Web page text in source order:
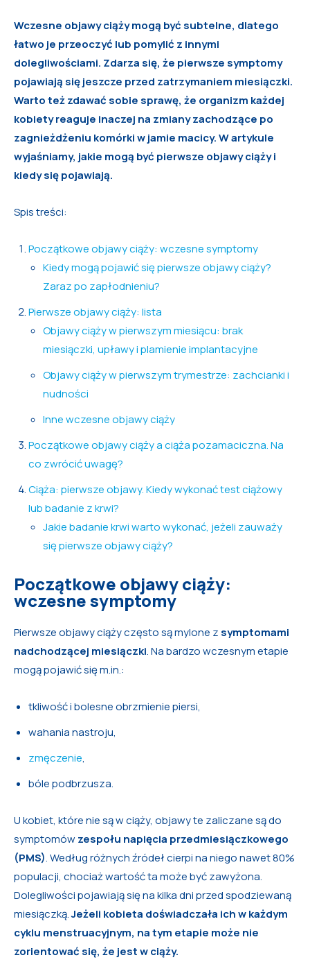
Wczesne objawy ciąży mogą być subtelne, dlatego
łatwo je przeoczyć lub pomylić z innymi
dolegliwościami. Zdarza się, że pierwsze symptomy
pojawiają się jeszcze przed zatrzymaniem miesiączki.
Warto też zdawać sobie sprawę, że organizm każdej
kobiety reaguje inaczej na zmiany zachodzące po
zagnieżdżeniu komórki w jamie macicy. W artykule
wyjaśniamy, jakie mogą być pierwsze objawy ciąży i
kiedy się pojawiają.
Spis treści:
Początkowe objawy ciąży: wczesne symptomy
Kiedy mogą pojawić się pierwsze objawy ciąży?
Zaraz po zapłodnieniu?
Pierwsze objawy ciąży: lista
Objawy ciąży w pierwszym miesiącu: brak
miesiączki, upławy i plamienie implantacyjne
Objawy ciąży w pierwszym trymestrze: zachcianki i
nudności
Inne wczesne objawy ciąży
Początkowe objawy ciąży a ciąża pozamaciczna. Na
co zwrócić uwagę?
Ciąża: pierwsze objawy. Kiedy wykonać test ciążowy
lub badanie z krwi?
Jakie badanie krwi warto wykonać, jeżeli zauważy
się pierwsze objawy ciąży?
Początkowe objawy ciąży:
wczesne symptomy
Pierwsze objawy ciąży często są mylone z symptomami
nadchodzącej miesiączki. Na bardzo wczesnym etapie
mogą pojawić się m.in.:
tkliwość i bolesne obrzmienie piersi,
wahania nastroju,
zmęczenie,
bóle podbrzusza.
U kobiet, które nie są w ciąży, objawy te zaliczane są do
symptomów zespołu napięcia przedmiesiączkowego
(PMS). Według różnych źródeł cierpi na niego nawet 80%
populacji, chociaż wartość ta może być zawyżona.
Dolegliwości pojawiają się na kilka dni przed spodziewaną
miesiączką.Jeżeli kobieta doświadczała ich w każdym
cyklu menstruacyjnym, na tym etapie może nie
zorientować się, że jest w ciąży.